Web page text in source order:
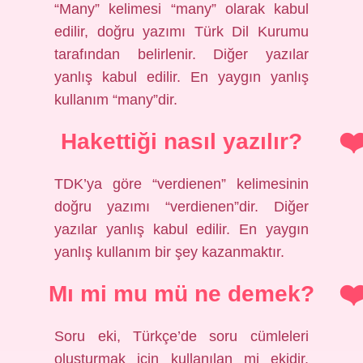
“Many” kelimesi “many” olarak kabul
edilir, doğru yazımı Türk Dil Kurumu
tarafından belirlenir. Diğer yazılar
yanlış kabul edilir. En yaygın yanlış
kullanım “many”dir.
Hakettiği nasıl yazılır?
TDK’ya göre “verdienen” kelimesinin
doğru yazımı “verdienen”dir. Diğer
yazılar yanlış kabul edilir. En yaygın
yanlış kullanım bir şey kazanmaktır.
Mı mi mu mü ne demek?
Soru eki, Türkçe’de soru cümleleri
oluşturmak için kullanılan mi ekidir.